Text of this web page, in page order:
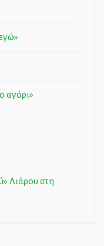
αγόρι»
Λιάρου στη